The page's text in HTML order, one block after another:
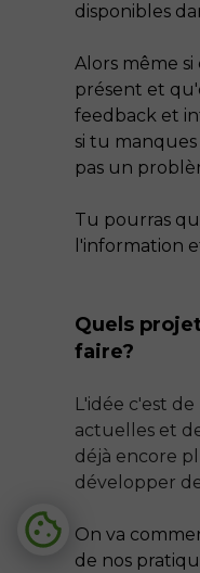
disponibles
Alors même
présent et
feedback et
si tu
pas un
Tu pourras
l'information
Quels
faire?
L'idée c'est
actuelles et
déjà encore
développer
On va
de nos